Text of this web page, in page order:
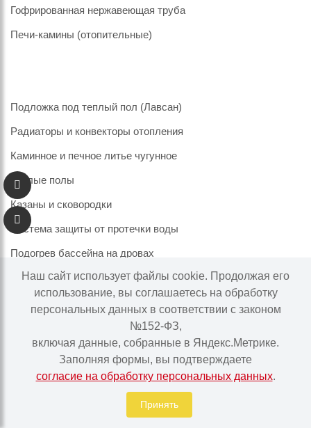
Гофрированная нержавеющая труба
Печи-камины (отопительные)
Подложка под теплый пол (Лавсан)
Радиаторы и конвекторы отопления
Каминное и печное литье чугунное
Теплые полы
Казаны и сковородки
Система защиты от протечки воды
Подогрев бассейна на дровах
Информация на сайте не является публичной офертой.
Наличие и цены товара могут меняться, просьба
уточнять у менеджера при подтверждении заказа.
Политика в отношении обработки персональных данных
Наш сайт использует файлы cookie. Продолжая его
использование, вы соглашаетесь на обработку
персональных данных в соответствии с законом
№152-ФЗ,
включая данные, собранные в Яндекс.Метрике.
Заполняя формы, вы подтверждаете
согласие на обработку персональных данных.
Принять